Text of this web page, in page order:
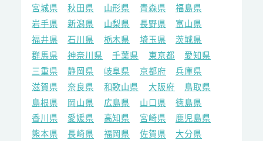
宮城県
秋田県 山形県 青森県
福島県
岩手県
新潟県 山梨県 長野県
富山県
福井県
石川県 栃木県 埼玉県
茨城県
群馬県
神奈川県 千葉県 東京都
愛知県
三重県
静岡県 岐阜県 京都府
兵庫県
滋賀県
奈良県 和歌山県 大阪府
鳥取県
島根県
岡山県 広島県 山口県
徳島県
香川県
愛媛県 高知県 宮崎県
鹿児島県
熊本県
長崎県 福岡県 佐賀県 大分県